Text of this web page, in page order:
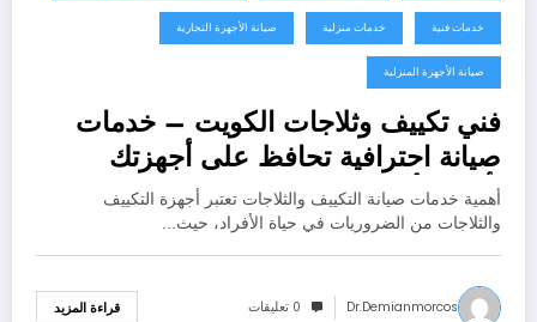
خدمات فنية خدمات منزلية صيانة الأجهزة التجارية
صيانة الأجهزة المنزلية
فني تكييف وثلاجات الكويت – خدمات
صيانة احترافية تحافظ على أجهزتك
بأفضل أداء
أهمية خدمات صيانة التكييف والثلاجات تعتبر أجهزة التكييف
والثلاجات من الضروريات في حياة الأفراد، حيث…
Dr.demianmorcos 0 تعليقات قراءة المزيد